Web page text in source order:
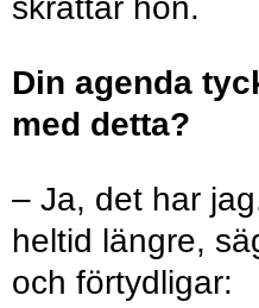
skrattar hon.
Din agenda
med detta?
– Ja, det har
heltid längre,
och förtydligar: